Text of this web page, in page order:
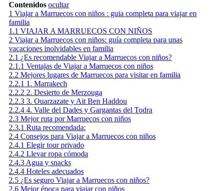
Contenidos ocultar
1 Viajar a Marruecos con niños : guia completa para viajar en
familia
1.1 VIAJAR A MARRUECOS CON NIÑOS
2 Viajar a Marruecos con niños: guía completa para unas
vacaciones inolvidables en familia
2.1 ¿Es recomendable Viajar a Marruecos con niños?
2.1.1 Ventajas de Viajar a Marruecos con niños
2.2 Mejores lugares de Marruecos para visitar en familia
2.2.1 1. Marrakech
2.2.2 2. Desierto de Merzouga
2.2.3 3. Ouarzazate y Ait Ben Haddou
2.2.4 4. Valle del Dades y Gargantas del Todra
2.3 Mejor ruta por Marruecos con niños
2.3.1 Ruta recomendada:
2.4 Consejos para Viajar a Marruecos con niños
2.4.1 Elegir tour privado
2.4.2 Llevar ropa cómoda
2.4.3Agua y snacks
2.4.4 Hoteles adecuados
2.5 ¿Es seguro Viajar a Marruecos con niños?
2.6 Mejor época para viajar con niños